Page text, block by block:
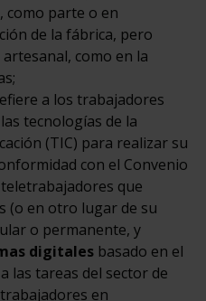
como parte o en
de la fábrica, pero
como en la
a los trabajadores
tecnologías de la
(TIC) para realizar su
con el Convenio
que
(o en otro lugar de su
o permanente, y
digitales basado en el
las tareas del sector de
en